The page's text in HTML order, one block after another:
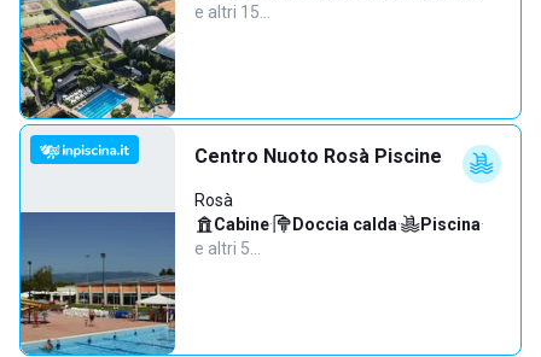
e altri 15…
Centro Nuoto Rosà Piscine
Rosà
Cabine· Doccia calda· Piscina·
e altri 5…